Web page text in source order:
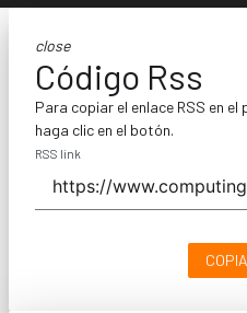
close
Código Rss
Para copiar el enlace RSS en
haga clic en el botón.
RSS link